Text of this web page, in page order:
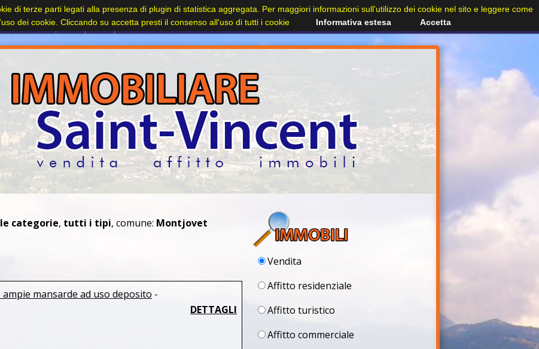
Contatti
categorie, tutti i tipi, comune: Montjovet
mansarde ad uso deposito -
DETTAGLI
Vendita
Affitto residenziale
Affitto turistico
Affitto commerciale
di terze parti legati alla presenza di plugin di statistica aggregata. Per maggiori informazioni sull'utilizzo dei cookie nel sito e leggere come
dei cookie. Cliccando su accetta presti il consenso all'uso di tutti i cookie
Informativa estesa Accetta